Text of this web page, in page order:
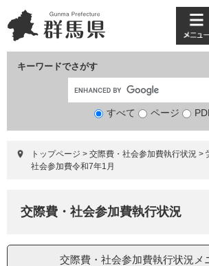
ー
ジ
ニ
ュ
て
キーワードでさがす
検
象
すべて ページ
メ
ニ
ー
トップページ > 交際費・社会参加費執行状況 >
社会参加費令和7年1月
交際費・社会参加費執行状況
交際費・社会参加費執行状況メ